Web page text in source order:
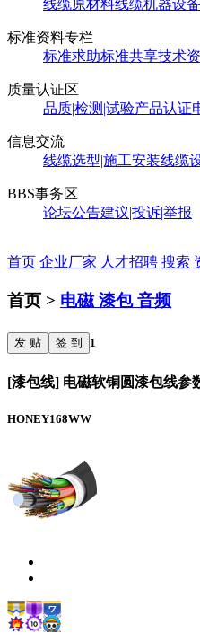
线缆原材料线缆机器设备
标准资料专栏
标准求助标准共享技术
质量认证区
品质|检测|试验产品认证
信息交流
线缆选型|施工安装线缆
BBS事务区
论坛公告建议|投诉|举报
首页 企业厂家 人才招聘 搜索
首页 > 电磁 漆包 音频
发 贴 签 到 1
[漆包线] 电磁软铜圆漆包线参
HONEY168WW